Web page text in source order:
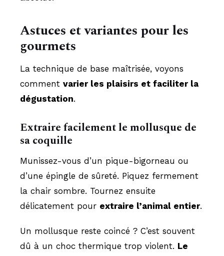
Astuces et variantes pour les
gourmets
La technique de base maîtrisée, voyons
comment varier les plaisirs et faciliter la
dégustation.
Extraire facilement le mollusque de
sa coquille
Munissez-vous d’un pique-bigorneau ou
d’une épingle de sûreté. Piquez fermement
la chair sombre. Tournez ensuite
délicatement pour extraire l’animal entier.
Un mollusque reste coincé ? C’est souvent
dû à un choc thermique trop violent. Le